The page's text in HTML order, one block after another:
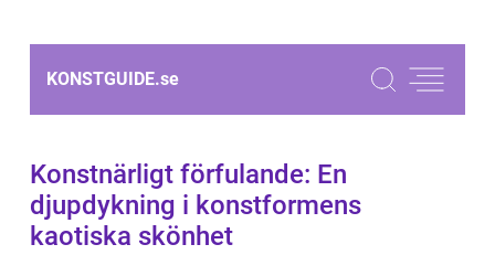
KONSTGUIDE.se
Konstnärligt förfulande: En
djupdykning i konstformens
kaotiska skönhet